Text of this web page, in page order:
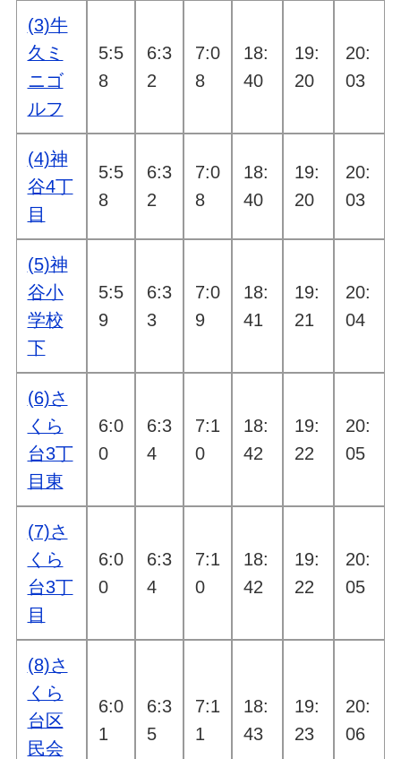
(3)牛
久ミ
ニゴ
ルフ
5:5
8
6:3
2
7:0
8
18:
40
19:
20
20:
03
(4)神
谷4丁
目
5:5
8
6:3
2
7:0
8
18:
40
19:
20
20:
03
(5)神
谷小
学校
下
5:5
9
6:3
3
7:0
9
18:
41
19:
21
20:
04
(6)さ
くら
台3丁
目東
6:0
0
6:3
4
7:1
0
18:
42
19:
22
20:
05
(7)さ
くら
台3丁
目
6:0
0
6:3
4
7:1
0
18:
42
19:
22
20:
05
(8)さ
くら
台区
民会
6:0
1
6:3
5
7:1
1
18:
43
19:
23
20:
06